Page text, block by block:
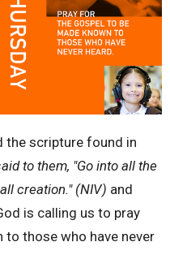
the scripture found in
to them, "Go into all the
creation."(NIV) and
is calling us to pray
to those who have never